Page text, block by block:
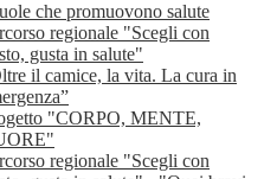
che promuovono salute
regionale "Scegli con
gusta in salute"
il camice, la vita. La cura in
"CORPO, MENTE,
regionale "Scegli con